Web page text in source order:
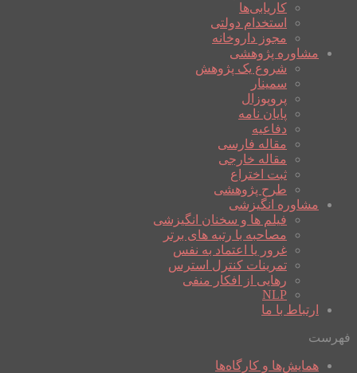
کاریابی‌ها
استخدام دولتی
مجوز داروخانه
مشاوره پژوهشی
شروع یک پژوهش
سمینار
پروپوزال
پایان نامه
دفاعیه
مقاله فارسی
مقاله خارجی
ثبت اختراع
طرح پژوهشی
مشاوره انگیزشی
فیلم ها و سخنان انگیزشی
مصاحبه با رتبه های برتر
غرور یا اعتماد به نفس
تمرینات کنترل استرس
رهایی از افکار منفی
NLP
ارتباط با ما
فهرست
همایش‌ها و کارگاه‌ها